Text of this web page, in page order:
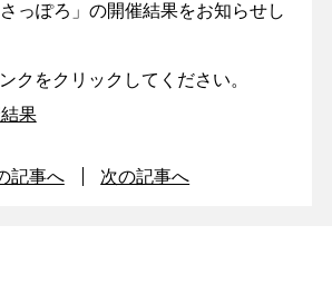
っぽろ」の開催結果をお知らせし
クをクリックしてください。
果
記事へ 次の記事へ